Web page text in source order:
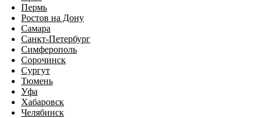
Пермь
Ростов на Дону
Самара
Санкт-Петербург
Симферополь
Сорочинск
Сургут
Тюмень
Уфа
Хабаровск
Челябинск